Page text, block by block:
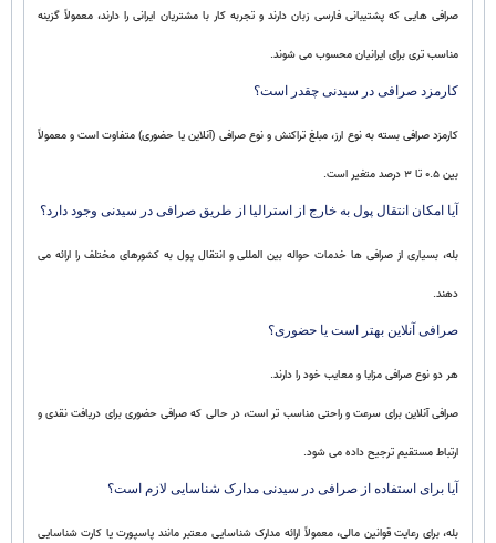
صرافی هایی که پشتیبانی فارسی زبان دارند و تجربه کار با مشتریان ایرانی را دارند، معمولاً گزینه
مناسب تری برای ایرانیان محسوب می شوند.
کارمزد صرافی در سیدنی چقدر است؟
کارمزد صرافی بسته به نوع ارز، مبلغ تراکنش و نوع صرافی (آنلاین یا حضوری) متفاوت است و معمولاً
بین ۰.۵ تا ۳ درصد متغیر است.
آیا امکان انتقال پول به خارج از استرالیا از طریق صرافی در سیدنی وجود دارد؟
بله، بسیاری از صرافی ها خدمات حواله بین المللی و انتقال پول به کشورهای مختلف را ارائه می
دهند.
صرافی آنلاین بهتر است یا حضوری؟
هر دو نوع صرافی مزایا و معایب خود را دارند.
صرافی آنلاین برای سرعت و راحتی مناسب تر است، در حالی که صرافی حضوری برای دریافت نقدی و
ارتباط مستقیم ترجیح داده می شود.
آیا برای استفاده از صرافی در سیدنی مدارک شناسایی لازم است؟
بله، برای رعایت قوانین مالی، معمولاً ارائه مدارک شناسایی معتبر مانند پاسپورت یا کارت شناسایی